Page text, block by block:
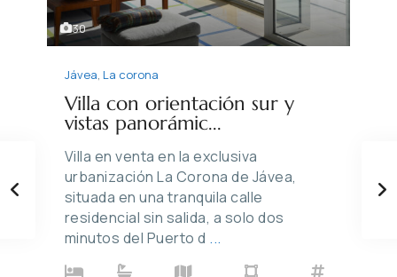
30
Jávea, La corona
Villa con orientación sur y
vistas panorámic...
Villa en venta en la exclusiva
urbanización La Corona de Jávea,
situada en una tranquila calle
residencial sin salida, a solo dos
minutos del Puerto d ...